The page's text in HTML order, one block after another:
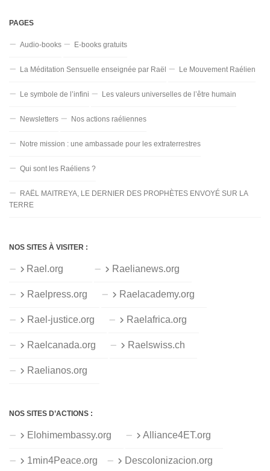
PAGES
Audio-books E-books gratuits
La Méditation Sensuelle enseignée par Raël Le Mouvement Raélien
Le symbole de l’infini Les valeurs universelles de l’être humain
Newsletters Nos actions raéliennes
Notre mission : une ambassade pour les extraterrestres
Qui sont les Raéliens ?
RAËL MAITREYA, LE DERNIER DES PROPHÈTES ENVOYÉ SUR LA
TERRE
NOS SITES À VISITER :
Rael.org Raelianews.org
Raelpress.org Raelacademy.org
Rael-justice.org Raelafrica.org
Raelcanada.org Raelswiss.ch
Raelianos.org
NOS SITES D’ACTIONS :
Elohimembassy.org Alliance4ET.org
1min4Peace.org Descolonizacion.org